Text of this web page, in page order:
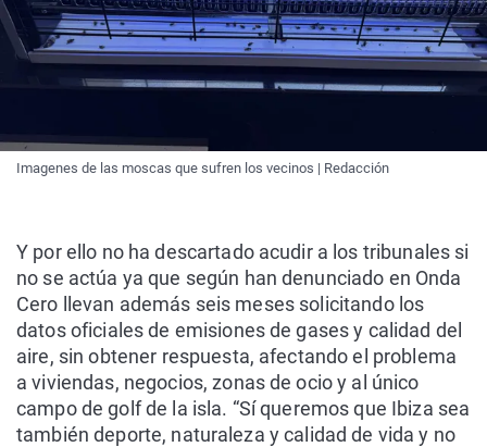
Imagenes de las moscas que sufren los vecinos | Redacción
Y por ello no ha descartado acudir a los tribunales si
no se actúa ya que según han denunciado en Onda
Cero llevan además seis meses solicitando los
datos oficiales de emisiones de gases y calidad del
aire, sin obtener respuesta, afectando el problema
a viviendas, negocios, zonas de ocio y al único
campo de golf de la isla. “Sí queremos que Ibiza sea
también deporte, naturaleza y calidad de vida y no